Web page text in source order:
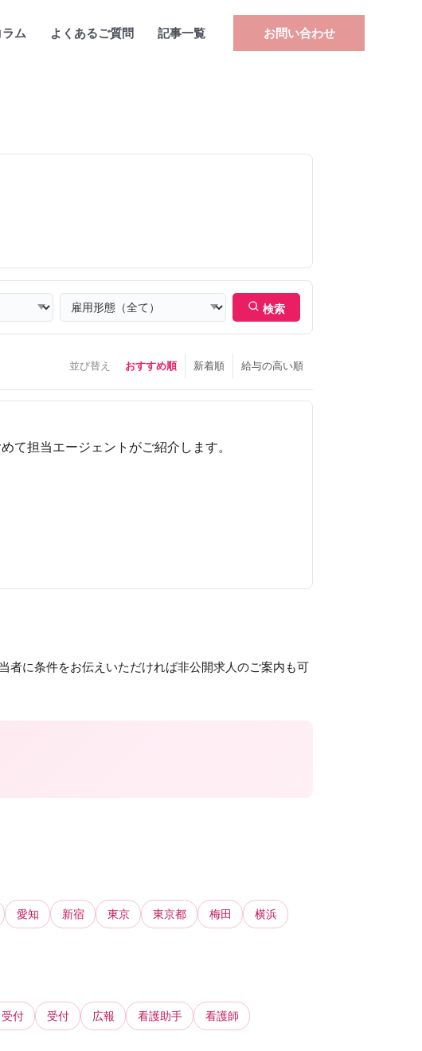
ム よくあるご質問 記事一覧 お問い合わせ
検索
並び替え おすすめ順 新着順 給与の高い順
て担当エージェントがご紹介します。
者に条件をお伝えいただければ非公開求人のご案内も可
愛知 新宿 東京 東京都 梅田 横浜
付 受付 広報 看護助手 看護師